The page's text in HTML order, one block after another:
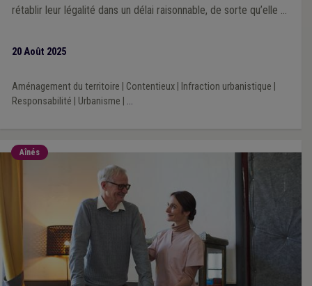
rétablir leur légalité dans un délai raisonnable, de sorte qu’elle a
20 Août 2025
Aménagement du territoire Contentieux| Infraction urbanistique
Responsabilité
Urbanisme ...
Aînés